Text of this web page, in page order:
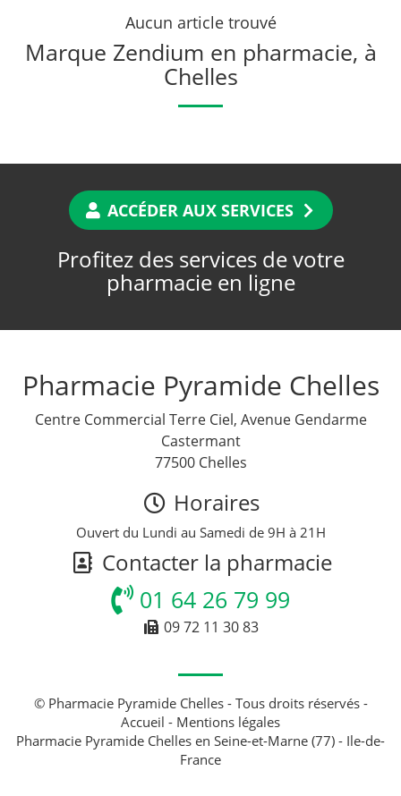
Aucun article trouvé
Marque Zendium en pharmacie, à
Chelles
ACCÉDER AUX SERVICES
Profitez des services de votre
pharmacie en ligne
Pharmacie Pyramide Chelles
Centre Commercial Terre Ciel, Avenue Gendarme
Castermant
77500 Chelles
Horaires
Ouvert du Lundi au Samedi de 9H à 21H
Contacter la pharmacie
01 64 26 79 99
09 72 11 30 83
© Pharmacie Pyramide Chelles - Tous droits réservés -
Accueil - Mentions légales
Pharmacie Pyramide Chelles en Seine-et-Marne (77) - Ile-de-
France